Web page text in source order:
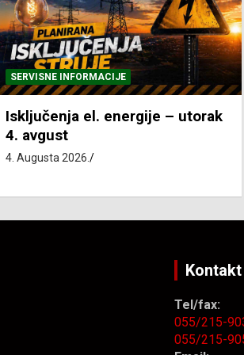
SVE VIJESTI VRIJEME
Pretežno sunčano i vruće
4. Augusta 2026.
Kontakt
Tel/fax:
055/215-
055/215-